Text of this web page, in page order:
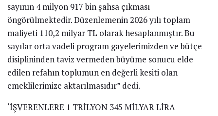
sayının 4 milyon 917 bin şahsa çıkması
öngörülmektedir. Düzenlemenin 2026 yılı toplam
maliyeti 110,2 milyar TL olarak hesaplanmıştır. Bu
sayılar orta vadeli program gayelerimizden ve bütçe
disiplininden taviz vermeden büyüme sonucu elde
edilen refahın toplumun en değerli kesiti olan
emeklilerimize aktarılmasıdır” dedi.
‘İŞVERENLERE 1 TRİLYON 345 MİLYAR LİRA